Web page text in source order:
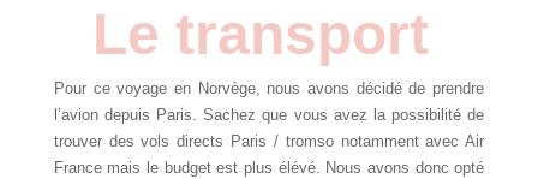
Le transport
Pour ce voyage en Norvège, nous avons décidé de prendre
l’avion depuis Paris. Sachez que vous avez la possibilité de
trouver des vols directs Paris / tromso notamment avec Air
France mais le budget est plus élévé. Nous avons donc opté